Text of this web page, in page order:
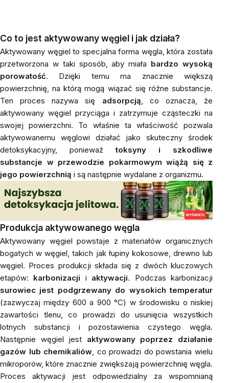
Co to jest aktywowany węgiel i jak działa?
Aktywowany węgiel to specjalna forma węgla, która została
przetworzona w taki sposób, aby miała bardzo wysoką
porowatość. Dzięki temu ma znacznie większą
powierzchnię, na którą mogą wiązać się różne substancje.
Ten proces nazywa się adsorpcją, co oznacza, że
aktywowany węgiel przyciąga i zatrzymuje cząsteczki na
swojej powierzchni. To właśnie ta właściwość pozwala
aktywowanemu węglowi działać jako skuteczny środek
detoksykacyjny, ponieważtoksyny i szkodliwe
substancje w przewodzie pokarmowym wiążą się z
jego powierzchnią i są następnie wydalane z organizmu.
Produkcja aktywowanego węgla
Aktywowany węgiel powstaje z materiałów organicznych
bogatych w węgiel, takich jak łupiny kokosowe, drewno lub
węgiel. Proces produkcji składa się z dwóch kluczowych
etapów: karbonizacji i aktywacji. Podczas karbonizacji
surowiec jest podgrzewany do wysokich temperatur
(zazwyczaj między 600 a 900 °C) w środowisku o niskiej
zawartości tlenu, co prowadzi do usunięcia wszystkich
lotnych substancji i pozostawienia czystego węgla.
Następnie węgiel jest aktywowany poprzez działanie
gazów lub chemikaliów, co prowadzi do powstania wielu
mikroporów, które znacznie zwiększają powierzchnię węgla.
Proces aktywacji jest odpowiedzialny za wspomnianą